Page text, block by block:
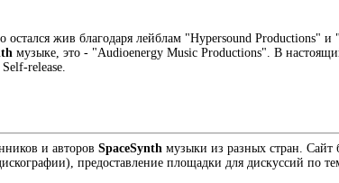
остался жив благодаря лейблам "Hypersound
музыке, это - "Audioenergy Music Productions". В
release.
и авторов SpaceSynth музыки из разных стран. Сайт
предоставление площадки для дискуссий по